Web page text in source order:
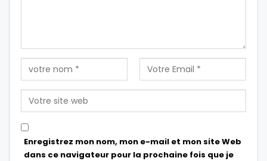
Enregistrez mon nom, mon e-mail et mon site Web
dans ce navigateur pour la prochaine fois que je